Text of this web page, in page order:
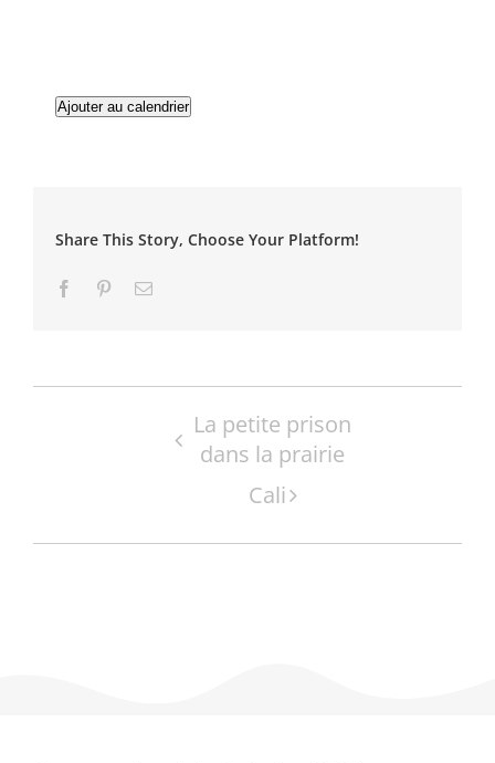
Ajouter au calendrier
Share This Story, Choose Your Platform!
FacebookPinterestEmail
La petite prison
dans la prairie
Cali